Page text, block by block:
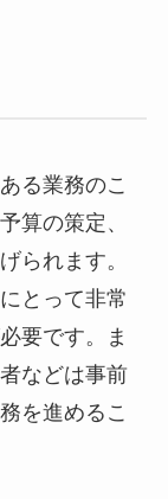
る業務のこ
算の策定、
られます。
とって非常
要です。ま
などは事前
を進めるこ